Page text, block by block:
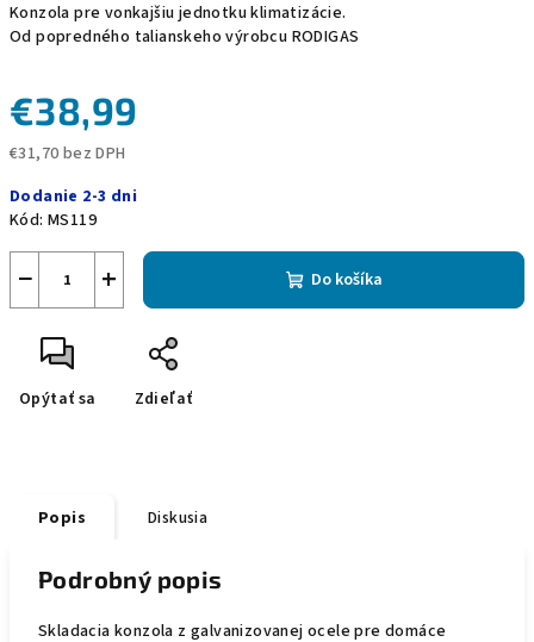
Konzola pre vonkajšiu jednotku klimatizácie.
Od popredného talianskeho výrobcu RODIGAS
€38,99
€31,70 bez DPH
cena:
Dodanie 2-3 dni
Kód: MS119
+
− Do košíka
Opýtať sa Zdieľať
Popis Diskusia
Podrobný popis
Skladacia konzola z galvanizovanej ocele pre domáce